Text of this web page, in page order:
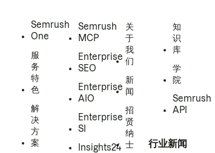
Semrush
One
服
务
特
色
解
决
方
案
Semrush
MCP
Enterprise
SEO
Enterprise
AIO
Enterprise
SI
Insights24
关
于
我
们
新
闻
招
贤
纳
士
知
识
库
学
院
Semrush
API
行业新闻